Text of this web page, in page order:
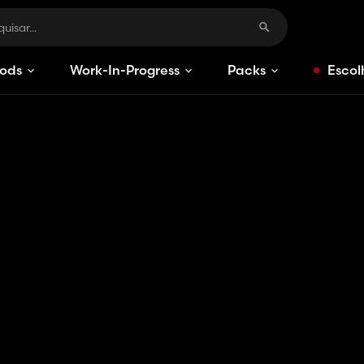
Work-In-Progress Packs